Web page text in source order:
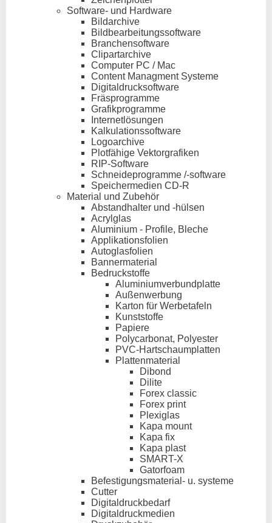
Software- und Hardware
Bildarchive
Bildbearbeitungssoftware
Branchensoftware
Clipartarchive
Computer PC / Mac
Content Managment Systeme
Digitaldrucksoftware
Fräsprogramme
Grafikprogramme
Internetlösungen
Kalkulationssoftware
Logoarchive
Plotfähige Vektorgrafiken
RIP-Software
Schneideprogramme /-software
Speichermedien CD-R
Material und Zubehör
Abstandhalter und -hülsen
Acrylglas
Aluminium - Profile, Bleche
Applikationsfolien
Autoglasfolien
Bannermaterial
Bedruckstoffe
Aluminiumverbundplatte
Außenwerbung
Karton für Werbetafeln
Kunststoffe
Papiere
Polycarbonat, Polyester
PVC-Hartschaumplatten
Plattenmaterial
Dibond
Dilite
Forex classic
Forex print
Plexiglas
Kapa mount
Kapa fix
Kapa plast
SMART-X
Gatorfoam
Befestigungsmaterial- u. systeme
Cutter
Digitaldruckbedarf
Digitaldruckmedien